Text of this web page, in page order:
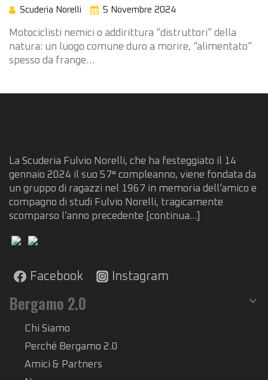
Scuderia Norelli 5 Novembre 2024
Motociclisti nemici o addirittura “distruttori” della
natura: un luogo comune duro a morire, “alimentato”
spesso da frange…
La Scuderia Fulvio Norelli, che ha festeggiato il 14
gennaio 2024 il suo 57° compleanno, viene fondata da
un gruppo di ragazzi nel 1967 in memoria dell’amico e
compagno di studi Fulvio Norelli, tragicamente
scomparso l’anno precedente
[continua...]
Facebook Instagram
Bergamo 2.0
Chi Siamo
Perché Bergamo 2.0
Amici & Partners